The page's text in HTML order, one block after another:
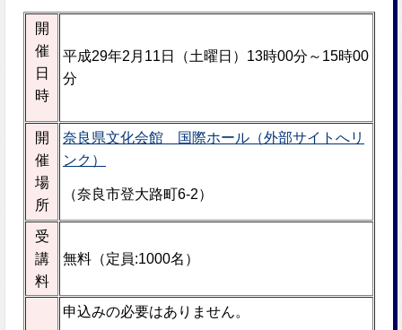
開
催
日
時
平成29年2月11日（土曜日）13時00分～15時00
分
開
催
場
所
奈良県文化会館 国際ホール（外部サイトへリ
ンク）
（奈良市登大路町6-2）
受
講
料
無料（定員:1000名）
申込みの必要はありません。